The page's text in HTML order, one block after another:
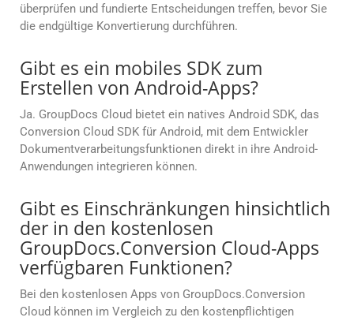
überprüfen und fundierte Entscheidungen treffen, bevor Sie
die endgültige Konvertierung durchführen.
Gibt es ein mobiles SDK zum
Erstellen von Android-Apps?
Ja. GroupDocs Cloud bietet ein natives Android SDK, das
Conversion Cloud SDK für Android, mit dem Entwickler
Dokumentverarbeitungsfunktionen direkt in ihre Android-
Anwendungen integrieren können.
Gibt es Einschränkungen hinsichtlich
der in den kostenlosen
GroupDocs.Conversion Cloud-Apps
verfügbaren Funktionen?
Bei den kostenlosen Apps von GroupDocs.Conversion
Cloud können im Vergleich zu den kostenpflichtigen